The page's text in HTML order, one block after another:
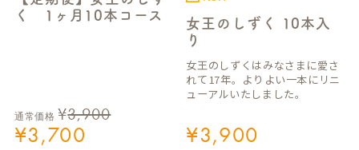
く 1ヶ月10本コース
通常価格 ¥3,900
¥3,700
女王のしずく 10本入
り
女王のしずくはみなさまに愛さ
れて17年。よりよい一本にリニ
ューアルいたしました。
¥3,900